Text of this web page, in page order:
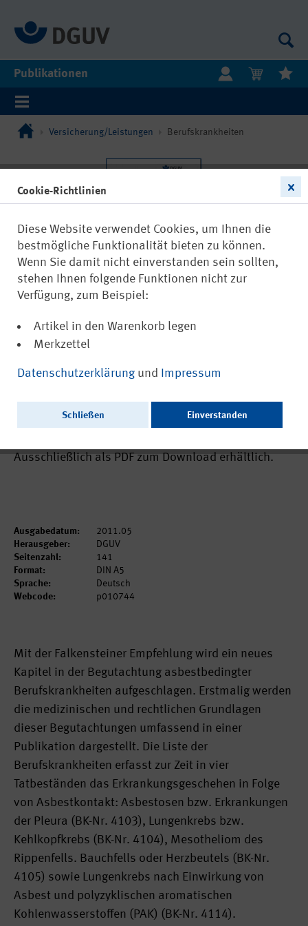
Publikationen
Versicherung/Leistungen Berufskrankheiten
asbestbedingter Berufskrankheiten -
Falkensteiner Empfehlung
Ausschließlich als PDF zum Download erhältlich.
Ausgabedatum:
2011.05
Herausgeber:
DGUV
Seitenzahl:
141
Format:
DIN A5
Sprache:
Deutsch
Webcode:
p010744
Mit der Falkensteiner Empfehlung wird ein neues
Kapitel in der Begutachtung asbestbedingter
Berufskrankheiten aufgeschlagen. Erstmalig werden
die medizinischen und rechtlichen Grundlagen
dieser Begutachtungen umfassend in einer
Publikation dargestellt. Die Liste der
Berufskrankheiten erfasst zur Zeit in vier
Tatbeständen das Erkrankungsgeschehen in Folge
von Asbestkontakt: Asbestosen bzw. Erkrankungen
der Pleura (BK-Nr. 4103), Lungenkrebs bzw.
Kehlkopfkrebs (BK-Nr. 4104), Mesotheliom des
Rippenfells. Bauchfells oder Herzbeutels (BK-Nr.
4105) sowie Lungenkrebs nach Einwirkung von
Asbest und polyzyklischen aromatischen
Kohlenwasserstoffen (PAK) (BK-Nr. 4114).
Cookie-Richtlinien
Diese Website verwendet Cookies, um Ihnen die
bestmögliche Funktionalität bieten zu können.
Wenn Sie damit nicht einverstanden sein sollten,
stehen Ihnen folgende Funktionen nicht zur
Verfügung, zum Beispiel:
Artikel in den Warenkorb legen
Merkzettel
Datenschutzerklärung und Impressum
Schließen Einverstanden